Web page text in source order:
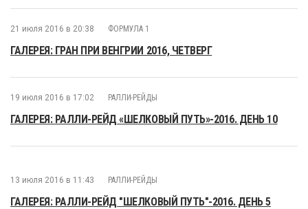
21 июля 2016 в 20:38 ФОРМУЛА 1
ГАЛЕРЕЯ: ГРАН ПРИ ВЕНГРИИ 2016, ЧЕТВЕРГ
19 июля 2016 в 17:02 РАЛЛИ-РЕЙДЫ
ГАЛЕРЕЯ: РАЛЛИ-РЕЙД «ШЕЛКОВЫЙ ПУТЬ»-2016. ДЕНЬ 10
13 июля 2016 в 11:43 РАЛЛИ-РЕЙДЫ
ГАЛЕРЕЯ: РАЛЛИ-РЕЙД "ШЕЛКОВЫЙ ПУТЬ"-2016. ДЕНЬ 5